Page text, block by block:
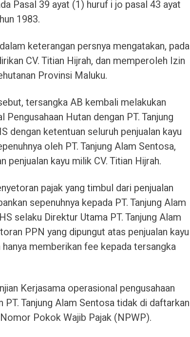
Pasal 39 ayat (1) huruf i jo pasal 43 ayat
1983.
keterangan persnya mengatakan, pada
CV. Titian Hijrah, dan memperoleh Izin
Provinsi Maluku.
tersangka AB kembali melakukan
Hutan dengan PT. Tanjung
dengan ketentuan seluruh penjualan kayu
oleh PT. Tanjung Alam Sentosa,
penjualan kayu milik CV. Titian Hijrah.
pajak yang timbul dari penjualan
sepenuhnya kepada PT. Tanjung Alam
selaku Direktur Utama PT. Tanjung Alam
PPN yang dipungut atas penjualan kayu
memberikan fee kepada tersangka
Kerjasama operasional pengusahaan
PT. Tanjung Alam Sentosa tidak di daftarkan
Pokok Wajib Pajak (NPWP).